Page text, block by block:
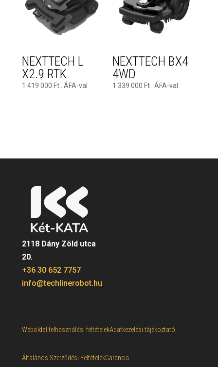
NEXTTECH L
X2.9 RTK
1 419 000 Ft . ÁFA-val
NEXTTECH BX4
4WD
1 339 000 Ft . ÁFA-val
2118 Dány Zöld utca
20.
+36 30 652 7757
info@techlinerobot.hu
Weboldal felhasználási feltételekAdatkezelési tájékoztató
Általános Szerződési FeltételekGarancia